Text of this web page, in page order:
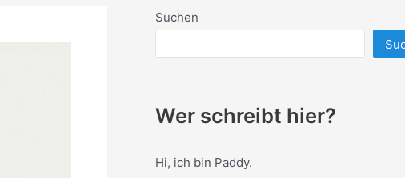
Suchen
Wer schreibt hier?
Hi, ich bin Paddy.